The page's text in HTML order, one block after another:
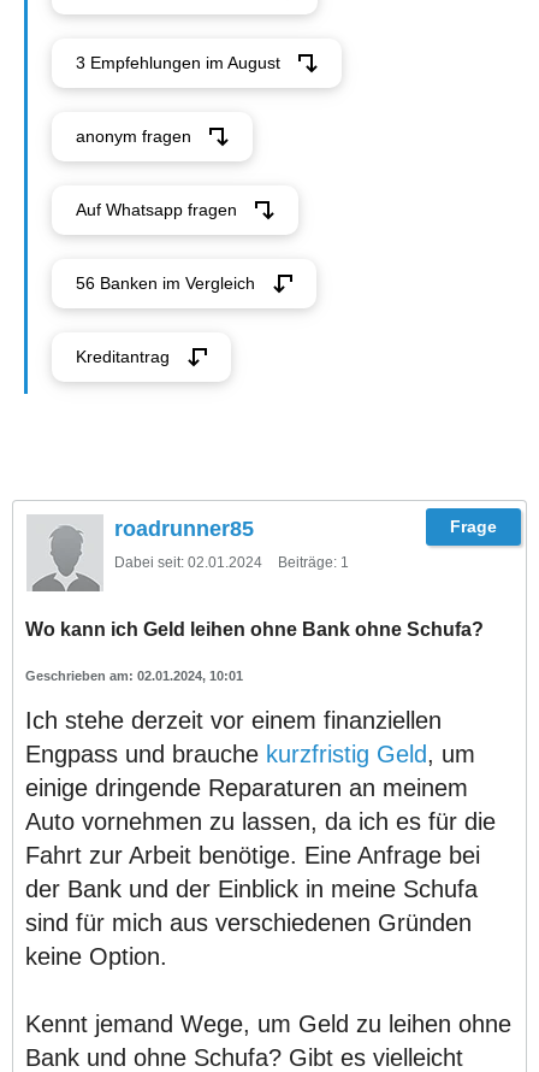
3 Empfehlungen im August
anonym fragen
Auf Whatsapp fragen
56 Banken im Vergleich
Kreditantrag
roadrunner85
Dabei seit: 02.01.2024 Beiträge: 1
Wo kann ich Geld leihen ohne Bank ohne Schufa?
02.01.2024, 10:01
Ich stehe derzeit vor einem finanziellen
Engpass und brauche kurzfristig Geld, um
einige dringende Reparaturen an meinem
Auto vornehmen zu lassen, da ich es für die
Fahrt zur Arbeit benötige. Eine Anfrage bei
der Bank und der Einblick in meine Schufa
sind für mich aus verschiedenen Gründen
keine Option.
Kennt jemand Wege, um Geld zu leihen ohne
Bank und ohne Schufa? Gibt es vielleicht